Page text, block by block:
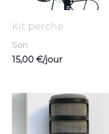
Kit perche
Son
15,00 €/jour